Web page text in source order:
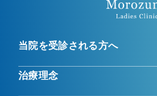
当院を受診される方へ
治療理念